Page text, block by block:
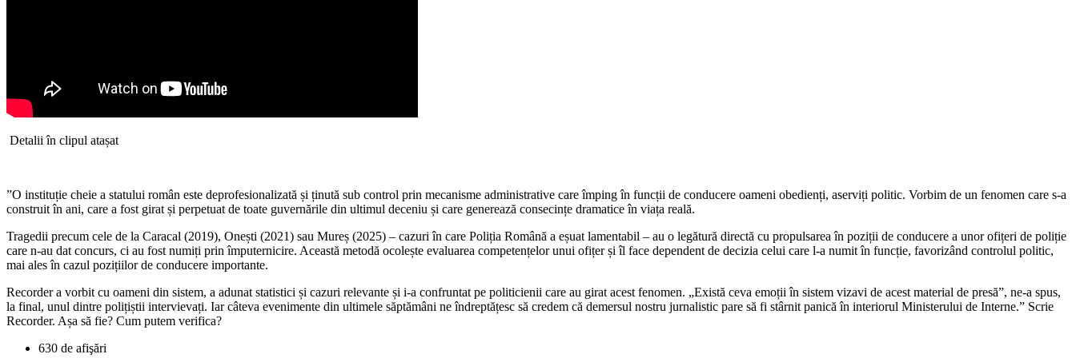
Detalii în clipul atașat
”O instituție cheie a statului român este deprofesionalizată și ținută sub control prin mecanisme administrative care împing în funcții de conducere oameni obedienți, aserviți politic. Vorbim de un fenomen care s-a
construit în ani, care a fost girat și perpetuat de toate guvernările din ultimul deceniu și care generează consecințe dramatice în viața reală.
Tragedii precum cele de la Caracal (2019), Onești (2021) sau Mureș (2025) – cazuri în care Poliția Română a eșuat lamentabil – au o legătură directă cu propulsarea în poziții de conducere a unor ofițeri de poliție
care n-au dat concurs, ci au fost numiți prin împuternicire. Această metodă ocolește evaluarea competențelor unui ofițer și îl face dependent de decizia celui care l-a numit în funcție, favorizând controlul politic,
mai ales în cazul pozițiilor de conducere importante.
Recorder a vorbit cu oameni din sistem, a adunat statistici și cazuri relevante și i-a confruntat pe politicienii care au girat acest fenomen. „Există ceva emoții în sistem vizavi de acest material de presă”, ne-a spus,
la final, unul dintre polițiștii intervievați. Iar câteva evenimente din ultimele săptămâni ne îndreptățesc să credem că demersul nostru jurnalistic pare să fi stârnit panică în interiorul Ministerului de Interne.” Scrie
Recorder. Așa să fie? Cum putem verifica?
630 de afişări